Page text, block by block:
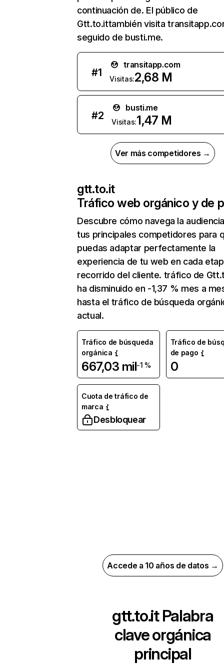
continuación de. El público de
Gtt.to.ittambién visita
seguido de busti.me.
#1
transitapp.com
Visitas:2,68 M
#2
busti.me
Visitas:1,47 M
Ver más competidores →
gtt.to.it
Tráfico web orgánico y de
Descubre cómo navega la
tus principales competidores para
puedas adaptar perfectamente la
experiencia de tu web en cada
recorrido del cliente. tráfico de
ha disminuido en -1,37 % mes a
hasta el tráfico de búsqueda
actual.
Tráfico de búsqueda
orgánica
667,03 mil-1 %
Tráfico de
de pago
0
Cuota de tráfico de
marca
Desbloquear
Accede a 10 años de datos →
gtt.to.itPalabra
clave orgánica
principal